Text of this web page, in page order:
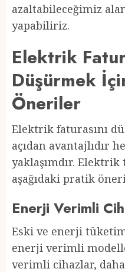
azaltabileceğimiz
yapabiliriz.
Elektrik
Düşürmek
Öneriler
Elektrik faturasını
açıdan avantajlıdır
yaklaşımdır.
aşağıdaki pratik
Enerji Verimli
Eski ve enerji
enerji verimli
verimli cihazlar,